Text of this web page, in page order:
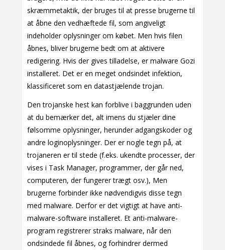
skræmmetaktik, der bruges til at presse brugerne til
at åbne den vedhæftede fil, som angiveligt
indeholder oplysninger om købet. Men hvis filen
åbnes, bliver brugerne bedt om at aktivere
redigering. Hvis der gives tilladelse, er malware Gozi
installeret. Det er en meget ondsindet infektion,
klassificeret som en datastjælende trojan.
Den trojanske hest kan forblive i baggrunden uden
at du bemærker det, alt imens du stjæler dine
følsomme oplysninger, herunder adgangskoder og
andre loginoplysninger. Der er nogle tegn på, at
trojaneren er til stede (f.eks. ukendte processer, der
vises i Task Manager, programmer, der går ned,
computeren, der fungerer trægt osv.), Men
brugerne forbinder ikke nødvendigvis disse tegn
med malware. Derfor er det vigtigt at have anti-
malware-software installeret. Et anti-malware-
program registrerer straks malware, når den
ondsindede fil åbnes, og forhindrer dermed